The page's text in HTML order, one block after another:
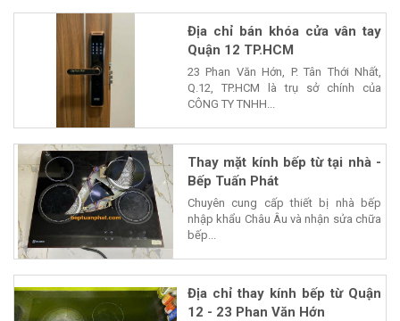
Địa chỉ bán khóa cửa vân tay
Quận 12 TP.HCM
23 Phan Văn Hớn, P. Tân Thới Nhất,
Q.12, TP.HCM là trụ sở chính của
CÔNG TY TNHH...
Thay mặt kính bếp từ tại nhà -
Bếp Tuấn Phát
Chuyên cung cấp thiết bị nhà bếp
nhập khẩu Châu Âu và nhận sửa chữa
bếp...
Địa chỉ thay kính bếp từ Quận
12 - 23 Phan Văn Hớn